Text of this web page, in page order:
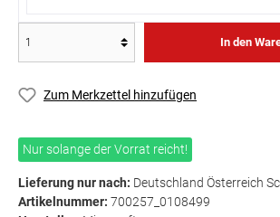
In den
Zum Merkzettel hinzufügen
Nur solange der Vorrat reicht!
Lieferung nur nach: Deutschland Österreich
Artikelnummer: 700257_0108499